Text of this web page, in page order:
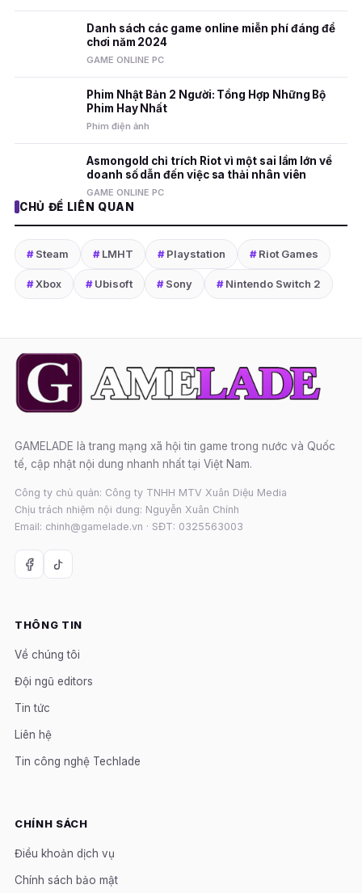
Danh sách các game online miễn phí đáng để
chơi năm 2024
GAME ONLINE PC
Phim Nhật Bản 2 Người: Tổng Hợp Những Bộ
Phim Hay Nhất
Phim điện ảnh
Asmongold chỉ trích Riot vì một sai lầm lớn về
doanh số dẫn đến việc sa thải nhân viên
GAME ONLINE PC
CHỦ ĐỀ LIÊN QUAN
#Steam #LMHT #Playstation #Riot Games
#Xbox #Ubisoft #Sony #Nintendo Switch 2
GAMELADE là trang mạng xã hội tin game trong nước và Quốc
tế, cập nhật nội dung nhanh nhất tại Việt Nam.
Công ty chủ quản: Công ty TNHH MTV Xuân Diệu Media
Chịu trách nhiệm nội dung: Nguyễn Xuân Chính
Email: chinh@gamelade.vn · SĐT: 0325563003
THÔNG TIN
Về chúng tôi
Đội ngũ editors
Tin tức
Liên hệ
Tin công nghệ Techlade
CHÍNH SÁCH
Điều khoản dịch vụ
Chính sách bảo mật